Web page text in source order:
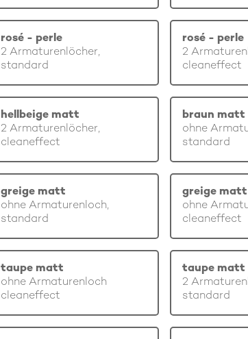
rosé - perle
2 Armaturenlöcher,
standard
rosé - perle
2
cleaneffect
hellbeige matt
2 Armaturenlöcher,
cleaneffect
braun matt
ohne
standard
greige matt
ohne Armaturenloch,
standard
greige matt
ohne
cleaneffect
taupe matt
ohne Armaturenloch
cleaneffect
taupe matt
2
standard